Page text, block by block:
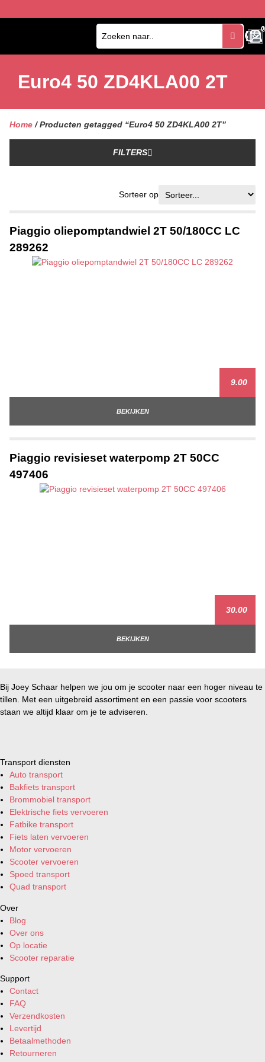
0
0
Euro4 50 ZD4KLA00 2T
Home / Producten getagged “Euro4 50 ZD4KLA00 2T”
FILTERS
Sorteer op
Piaggio oliepomptandwiel 2T 50/180CC LC
289262
9.00
BEKIJKEN
Piaggio revisieset waterpomp 2T 50CC
497406
30.00
BEKIJKEN
Bij Joey Schaar helpen we jou om je scooter naar een hoger niveau te
tillen. Met een uitgebreid assortiment en een passie voor scooters
staan we altijd klaar om je te adviseren.
Transport diensten
Auto transport
Bakfiets transport
Brommobiel transport
Elektrische fiets vervoeren
Fatbike transport
Fiets laten vervoeren
Motor vervoeren
Scooter vervoeren
Spoed transport
Quad transport
Over
Blog
Over ons
Op locatie
Scooter reparatie
Support
Contact
FAQ
Verzendkosten
Levertijd
Betaalmethoden
Retourneren